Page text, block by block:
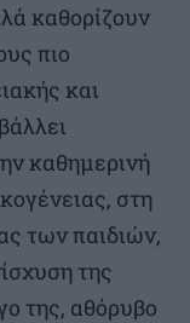
καθορίζουν
πιο
και
καθημερινή
στη
των παιδιών,
της
της, αθόρυβο